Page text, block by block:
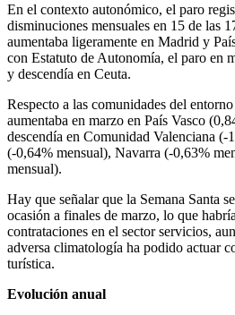
En el contexto autonómico, el paro
disminuciones mensuales en 15 de las
aumentaba ligeramente en Madrid y
con Estatuto de Autonomía, el paro en
y descendía en Ceuta.
Respecto a las comunidades del
aumentaba en marzo en País Vasco
descendía en Comunidad Valenciana
(-0,64% mensual), Navarra (-0,63%
mensual).
Hay que señalar que la Semana Santa
ocasión a finales de marzo, lo que
contrataciones en el sector servicios,
adversa climatología ha podido actuar
turística.
Evolución anual